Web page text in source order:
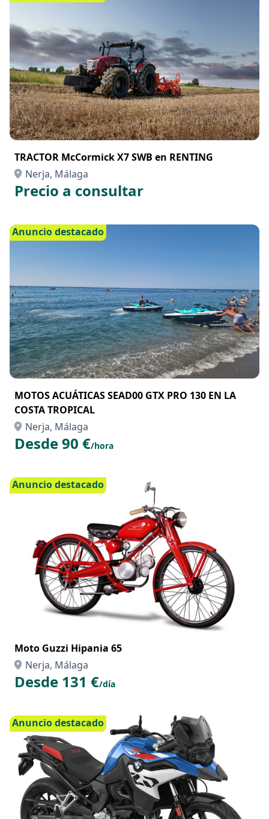
TRACTOR McCormick X7 SWB en RENTING
Nerja, Málaga
Precio a consultar
Anuncio destacado
MOTOS ACUÁTICAS SEAD00 GTX PRO 130 EN LA
COSTA TROPICAL
Nerja, Málaga
Desde 90 €/hora
Anuncio destacado
Moto Guzzi Hipania 65
Nerja, Málaga
Desde 131 €/día
Anuncio destacado